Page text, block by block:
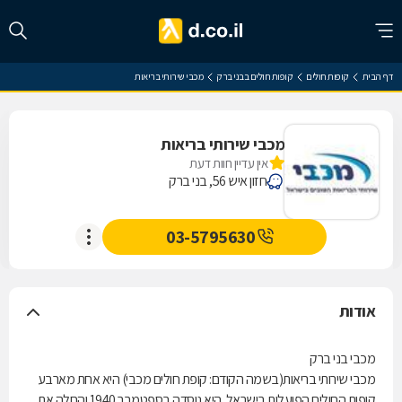
דף הבית קופות חולים קופות חולים בבני ברק מכבי שירותי בריאות
מכבי שירותי בריאות
אין עדיין חוות דעת
חזון איש 56, בני ברק
03-5795630
אודות
מכבי בני ברק
מכבי שירותי בריאות(בשמה הקודם: קופת חולים מכבי) היא אחת מארבע